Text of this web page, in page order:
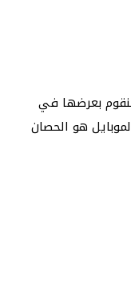
بعرضها في
هو الحصان